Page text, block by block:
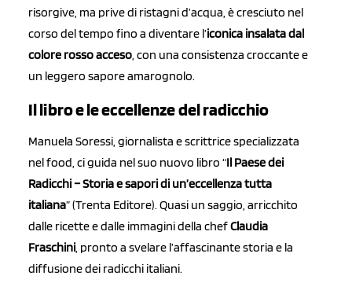
risorgive, ma prive di ristagni d’acqua, è cresciuto nel
corso del tempo fino a diventare l’iconica insalata dal
colore rosso acceso, con una consistenza croccante e
un leggero sapore amarognolo.
Il libro e le eccellenze del radicchio
Manuela Soressi, giornalista e scrittrice specializzata
nel food, ci guida nel suo nuovo libro “Il Paese dei
Radicchi – Storia e sapori di un’eccellenza tutta
italiana” (Trenta Editore). Quasi un saggio, arricchito
dalle ricette e dalle immagini della chefClaudia
Fraschini , pronto a svelare l’affascinante storia e la
diffusione dei radicchi italiani.